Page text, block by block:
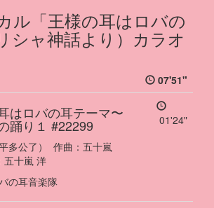
ル「王様の耳はロバの
シャ神話より）カラオ
07'51"
はロバの耳テーマ〜
踊り１ #22299
平多公了） 作曲： 五十嵐
五十嵐 洋
の耳音楽隊
01'24"